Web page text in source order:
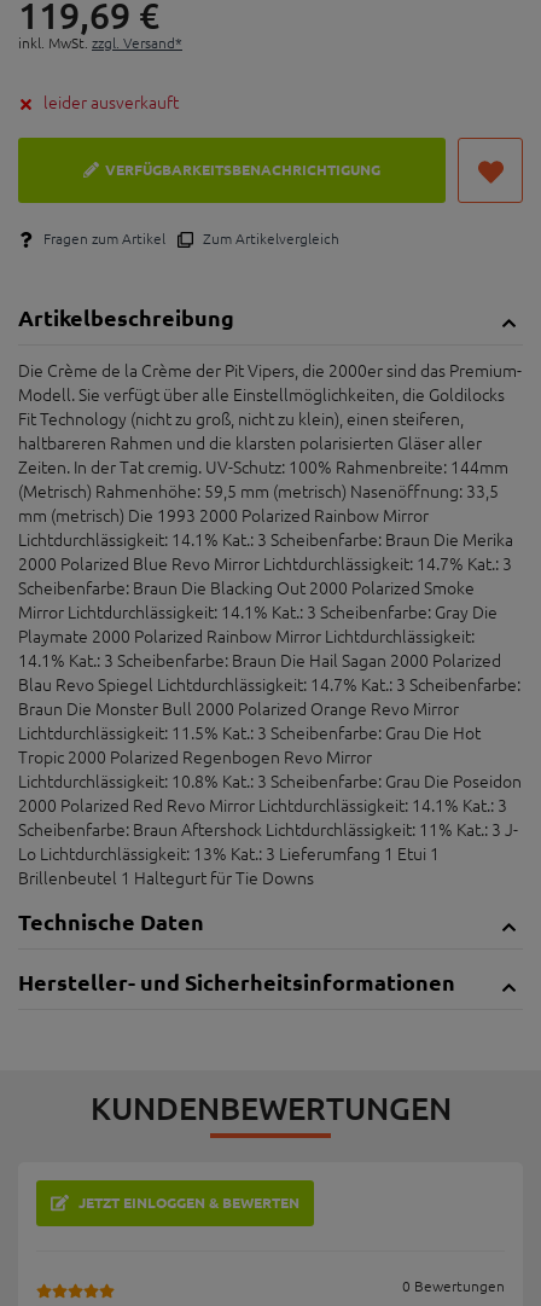
119,69 €
inkl. MwSt. zzgl. Versand*
leider ausverkauft
VERFÜGBARKEITSBENACHRICHTIGUNG
Fragen zum Artikel Zum Artikelvergleich
Artikelbeschreibung
Die Crème de la Crème der Pit Vipers, die 2000er sind das Premium-
Modell. Sie verfügt über alle Einstellmöglichkeiten, die Goldilocks
Fit Technology (nicht zu groß, nicht zu klein), einen steiferen,
haltbareren Rahmen und die klarsten polarisierten Gläser aller
Zeiten. In der Tat cremig. UV-Schutz: 100% Rahmenbreite: 144mm
(Metrisch) Rahmenhöhe: 59,5 mm (metrisch) Nasenöffnung: 33,5
mm (metrisch) Die 1993 2000 Polarized Rainbow Mirror
Lichtdurchlässigkeit: 14.1% Kat.: 3 Scheibenfarbe: Braun Die Merika
2000 Polarized Blue Revo Mirror Lichtdurchlässigkeit: 14.7% Kat.: 3
Scheibenfarbe: Braun Die Blacking Out 2000 Polarized Smoke
Mirror Lichtdurchlässigkeit: 14.1% Kat.: 3 Scheibenfarbe: Gray Die
Playmate 2000 Polarized Rainbow Mirror Lichtdurchlässigkeit:
14.1% Kat.: 3 Scheibenfarbe: Braun Die Hail Sagan 2000 Polarized
Blau Revo Spiegel Lichtdurchlässigkeit: 14.7% Kat.: 3 Scheibenfarbe:
Braun Die Monster Bull 2000 Polarized Orange Revo Mirror
Lichtdurchlässigkeit: 11.5% Kat.: 3 Scheibenfarbe: Grau Die Hot
Tropic 2000 Polarized Regenbogen Revo Mirror
Lichtdurchlässigkeit: 10.8% Kat.: 3 Scheibenfarbe: Grau Die Poseidon
2000 Polarized Red Revo Mirror Lichtdurchlässigkeit: 14.1% Kat.: 3
Scheibenfarbe: Braun Aftershock Lichtdurchlässigkeit: 11% Kat.: 3 J-
Lo Lichtdurchlässigkeit: 13% Kat.: 3 Lieferumfang 1 Etui 1
Brillenbeutel 1 Haltegurt für Tie Downs
Technische Daten
Hersteller- und Sicherheitsinformationen
KUNDENBEWERTUNGEN
JETZT EINLOGGEN & BEWERTEN
0 Bewertungen